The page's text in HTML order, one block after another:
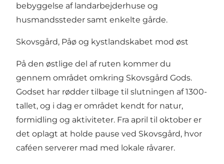
bebyggelse af landarbejderhuse og
husmandssteder samt enkelte gårde.
Skovsgård, Påø og kystlandskabet mod øst
På den østlige del af ruten kommer du
gennem området omkring Skovsgård Gods.
Godset har rødder tilbage til slutningen af 1300-
tallet, og i dag er området kendt for natur,
formidling og aktiviteter. Fra april til oktober er
det oplagt at holde pause ved Skovsgård, hvor
caféen serverer mad med lokale råvarer.